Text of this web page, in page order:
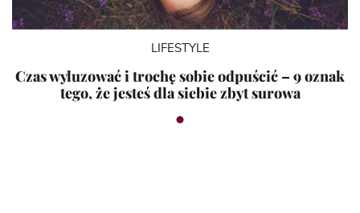
LIFESTYLE
Czas wyluzować i trochę sobie odpuścić – 9 oznak
tego, że jesteś dla siebie zbyt surowa